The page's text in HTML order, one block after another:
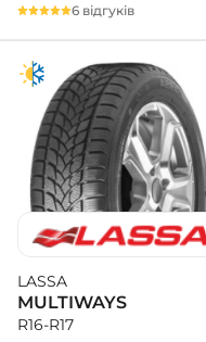
6 відгуків
LASSA
MULTIWAYS
R16-R17